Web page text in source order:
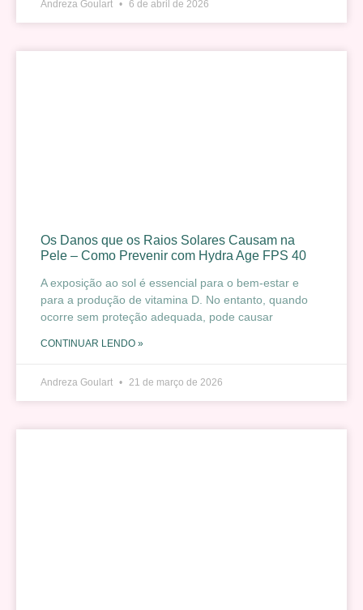
Andreza Goulart 6 de abril de 2026
Os Danos que os Raios Solares Causam na
Pele – Como Prevenir com Hydra Age FPS 40
A exposição ao sol é essencial para o bem-estar e
para a produção de vitamina D. No entanto, quando
ocorre sem proteção adequada, pode causar
CONTINUAR LENDO »
Andreza Goulart 21 de março de 2026